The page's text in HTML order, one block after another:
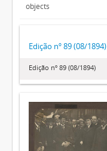
objects
Edição nº 89 (08/1894)
Edição nº 89 (08/1894)